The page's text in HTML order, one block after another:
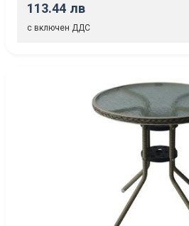
113.44 лв
с включен ДДС